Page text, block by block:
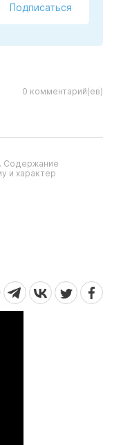
Подписаться
0 комментарий(ев)
Содержание
и характер